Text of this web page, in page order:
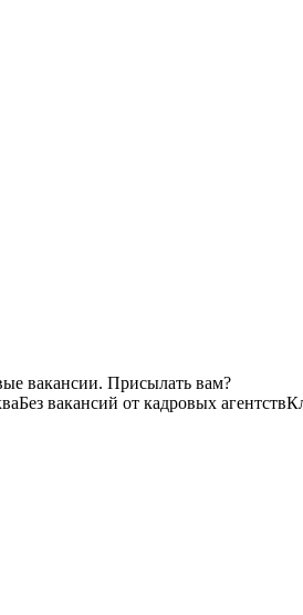
вакансии. Присылать вам?
Без вакансий от кадровых агентств